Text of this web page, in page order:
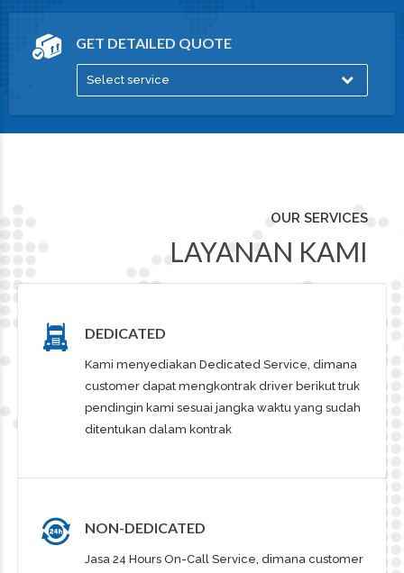
GET DETAILED QUOTE
Select service
OUR SERVICES
LAYANAN KAMI
DEDICATED
Kami menyediakan Dedicated Service, dimana
customer dapat mengkontrak driver berikut truk
pendingin kami sesuai jangka waktu yang sudah
ditentukan dalam kontrak
NON-DEDICATED
Jasa 24 Hours On-Call Service, dimana customer